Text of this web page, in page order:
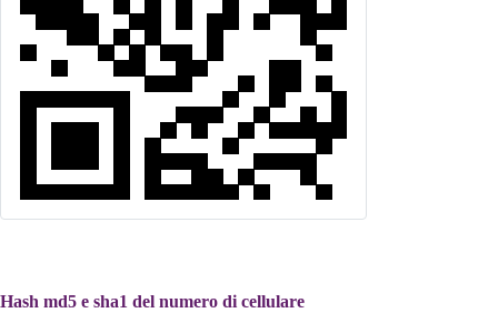
Hash md5 e sha1 del numero di cellulare